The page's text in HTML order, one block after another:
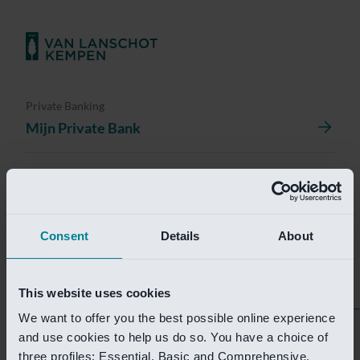
Consent Details About
This website uses cookies
We want to offer you the best possible online experience
and use cookies to help us do so. You have a choice of
three profiles: Essential, Basic and Comprehensive.
Private Banking
Mijn Private Bank
Investment Banking
Van Lanschot Kempen Research
Helaas is deze pagina